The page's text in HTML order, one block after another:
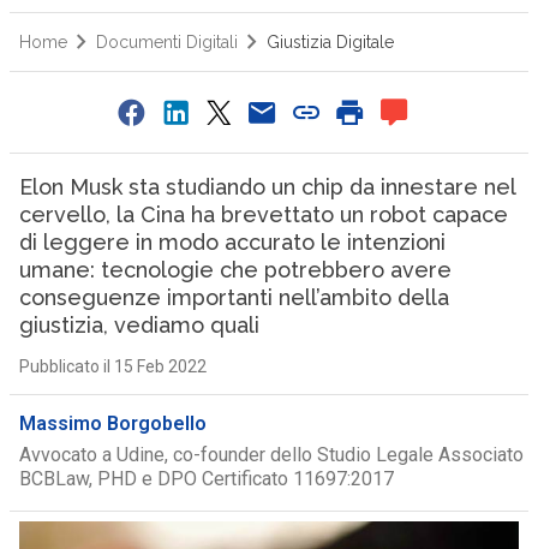
Home Documenti Digitali Giustizia Digitale
Elon Musk sta studiando un chip da innestare nel
cervello, la Cina ha brevettato un robot capace
di leggere in modo accurato le intenzioni
umane: tecnologie che potrebbero avere
conseguenze importanti nell’ambito della
giustizia, vediamo quali
Pubblicato il 15 Feb 2022
Massimo Borgobello
Avvocato a Udine, co-founder dello Studio Legale Associato
BCBLaw, PHD e DPO Certificato 11697:2017